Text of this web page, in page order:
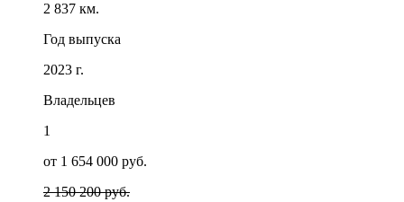
2 837 км.
Год выпуска
2023 г.
Владельцев
1
от 1 654 000 руб.
2 150 200 руб.